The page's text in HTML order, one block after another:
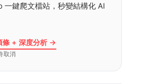
一鍵爬文檔站，秒變結構化 AI
條 + 深度分析 →
取消